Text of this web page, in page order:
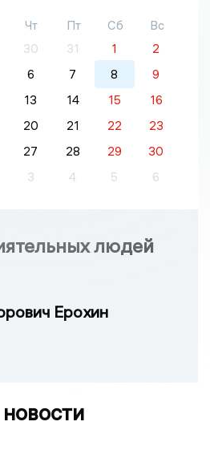
Чт Пт Сб
Вс
30 31 1
2
6 7 8
9
13 14 15
16
20 21 22
23
27 28 29
30
3 4 5 6
людей
Ерохин